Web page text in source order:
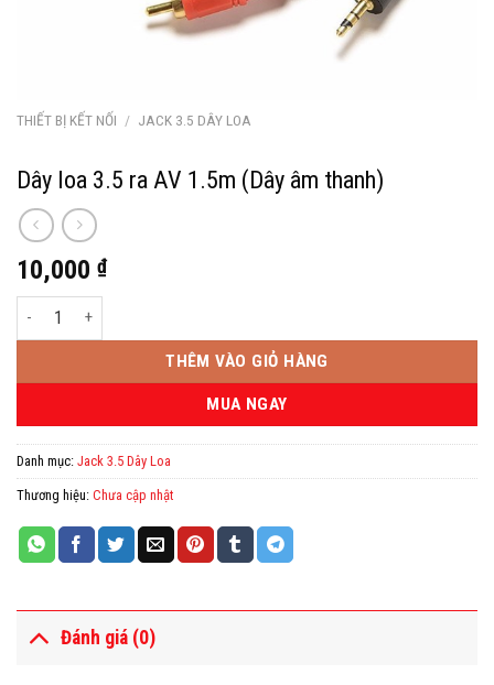
THIẾT BỊ KẾT NỐI / JACK 3.5 DÂY LOA
Dây loa 3.5 ra AV 1.5m (Dây âm thanh)
10,000 ₫
Dây loa 3.5 ra AV 1.5m (Dây âm thanh) số lượng
THÊM VÀO GIỎ HÀNG
MUA NGAY
Danh mục: Jack 3.5 Dây Loa
Thương hiệu: Chưa cập nhật
Đánh giá (0)